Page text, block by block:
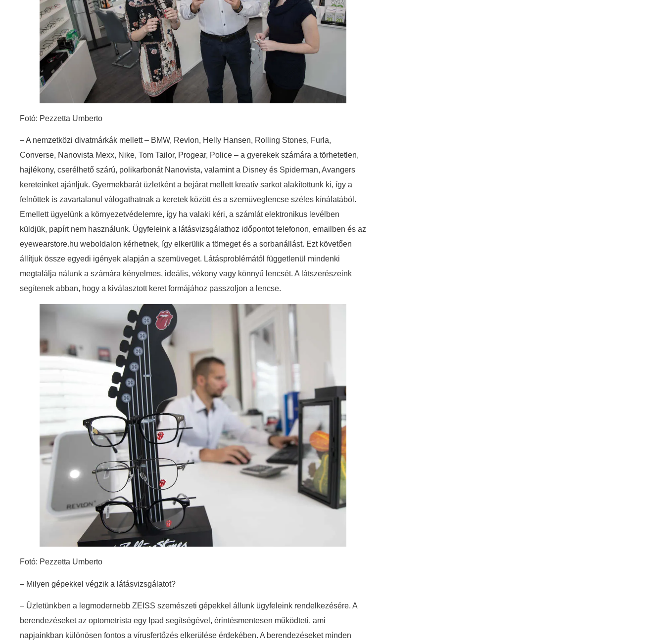
Fotó: Pezzetta Umberto
– A nemzetközi divatmárkák mellett – BMW, Revlon, Helly Hansen, Rolling Stones, Furla,
Converse, Nanovista Mexx, Nike, Tom Tailor, Progear, Police – a gyerekek számára a törhetetlen,
hajlékony, cserélhető szárú, polikarbonát Nanovista, valamint a Disney és Spiderman, Avangers
kereteinket ajánljuk. Gyermekbarát üzletként a bejárat mellett kreatív sarkot alakítottunk ki, így a
felnőttek is zavartalanul válogathatnak a keretek között és a szemüveglencse széles kínálatából.
Emellett ügyelünk a környezetvédelemre, így ha valaki kéri, a számlát elektronikus levélben
küldjük, papírt nem használunk. Ügyfeleink a látásvizsgálathoz időpontot telefonon, emailben és az
eyewearstore.hu weboldalon kérhetnek, így elkerülik a tömeget és a sorbanállást. Ezt követően
állítjuk össze egyedi igények alapján a szemüveget. Látásproblémától függetlenül mindenki
megtalálja nálunk a számára kényelmes, ideális, vékony vagy könnyű lencsét. A látszerészeink
segítenek abban, hogy a kiválasztott keret formájához passzoljon a lencse.
Fotó: Pezzetta Umberto
– Milyen gépekkel végzik a látásvizsgálatot?
– Üzletünkben a legmodernebb ZEISS szemészeti gépekkel állunk ügyfeleink rendelkezésére. A
berendezéseket az optometrista egy Ipad segítségével, érintésmentesen működteti, ami
napjainkban különösen fontos a vírusfertőzés elkerülése érdekében. A berendezéseket minden